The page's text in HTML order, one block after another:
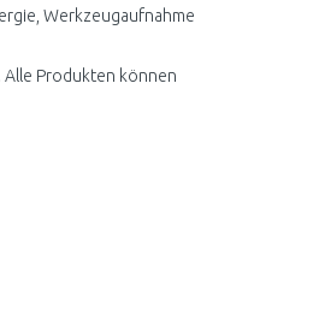
Werkzeugaufnahme
Alle Produkten können